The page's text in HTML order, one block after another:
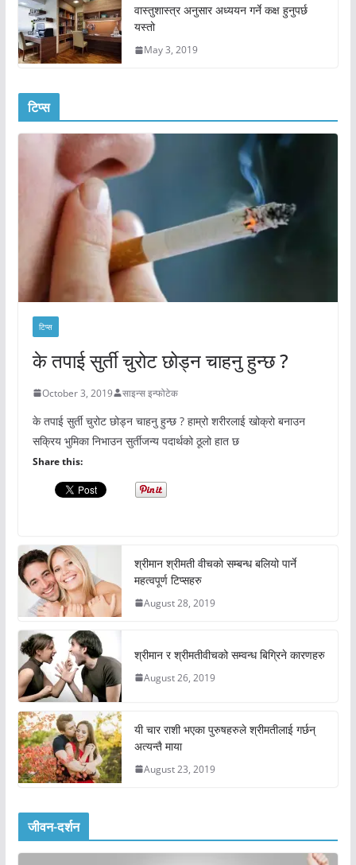
वास्तुशास्त्र अनुसार अध्ययन गर्ने कक्ष हुनुपर्छ
यस्तो
May 3, 2019
टिप्स
टिप्स
के तपाई सुर्ती चुरोट छोड्न चाहनु हुन्छ ?
October 3, 2019 साइन्स इन्फोटेक
के तपाई सुर्ती चुरोट छोड्न चाहनु हुन्छ ? हाम्रो शरीरलाई खोक्रो बनाउन
सक्रिय भुमिका निभाउन सुर्तीजन्य पदार्थको ठूलो हात छ
Share this:
श्रीमान श्रीमती वीचको सम्बन्ध बलियो पार्ने
महत्वपूर्ण टिप्सहरु
August 28, 2019
श्रीमान र श्रीमतीवीचको सम्वन्ध बिग्रिने कारणहरु
August 26, 2019
यी चार राशी भएका पुरुषहरुले श्रीमतीलाई गर्छन्
अत्यन्तै माया
August 23, 2019
जीवन-दर्शन